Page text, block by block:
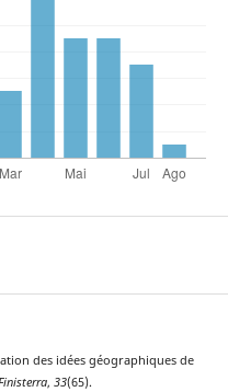
des idées géographiques de
, 33(65).